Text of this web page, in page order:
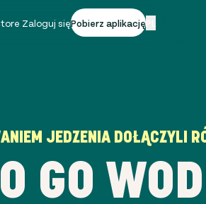
Zaloguj sięPobierz aplikację
JEDZENIA DOŁĄCZYLI
GO